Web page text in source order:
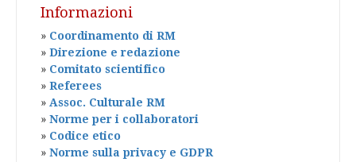
Informazioni
» Coordinamento di RM
» Direzione e redazione
» Comitato scientifico
» Referees
» Assoc. Culturale RM
» Norme per i collaboratori
» Codice etico
» Norme sulla privacy e GDPR